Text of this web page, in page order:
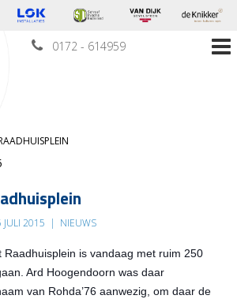
0172 - 614959
JULI 2015 | NIEUWS
Raadhuisplein is vandaag met ruim 250
Ard Hoogendoorn was daar
van Rohda’76 aanwezig, om daar de